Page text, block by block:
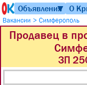
Объявления
▼ О
Вакансии > Симферополь
Продавец в
ЗП